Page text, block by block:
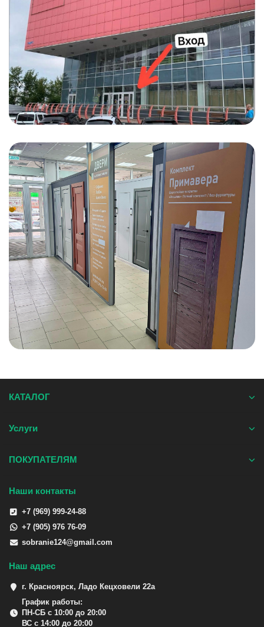
КАТАЛОГ
Услуги
ПОКУПАТЕЛЯМ
Наши контакты
+7 (969) 999-24-88
+7 (905) 976 76-09
sobranie124@gmail.com
Наш адрес
г. Красноярск, Ладо Кецховели 22а
График работы:
ПН-СБ с 10:00 до 20:00
ВС с 14:00 до 20:00